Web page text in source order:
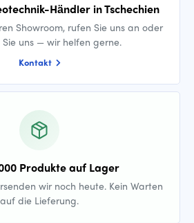
Händler in Tschechien
Showroom, rufen Sie uns an oder
Sie uns — wir helfen gerne.
Kontakt
Produkte auf Lager
wir noch heute. Kein Warten
auf die Lieferung.